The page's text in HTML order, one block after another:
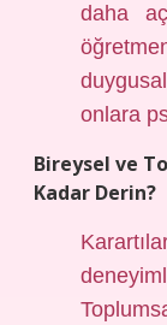
daha
onlara
Bireysel ve
Kadar Derin?